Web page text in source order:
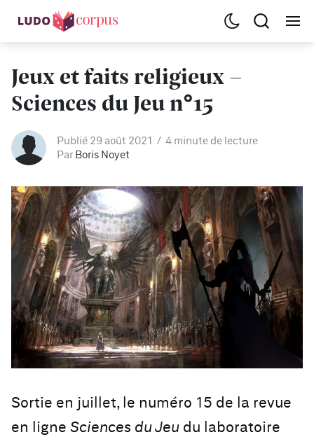
Jeux et faits religieux -
Sciences du Jeu n°15
Publié 29 août 2021
4 minute de lecture
Par Boris Noyet
Sortie en juillet, le numéro 15 de la revue
en ligne Sciences du Jeu du laboratoire